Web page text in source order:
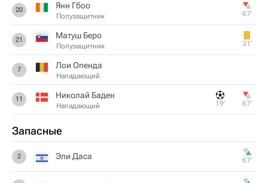
20 Янн Гбоо
Полузащитник 67‎’‎
21 Матуш Беро
Полузащитник 31‎’‎
7 Лои Опенда
Нападающий
11 Николай Баден
Нападающий 19‎’‎ 67‎’‎
Запасные
2 Эли Даса 67‎’‎